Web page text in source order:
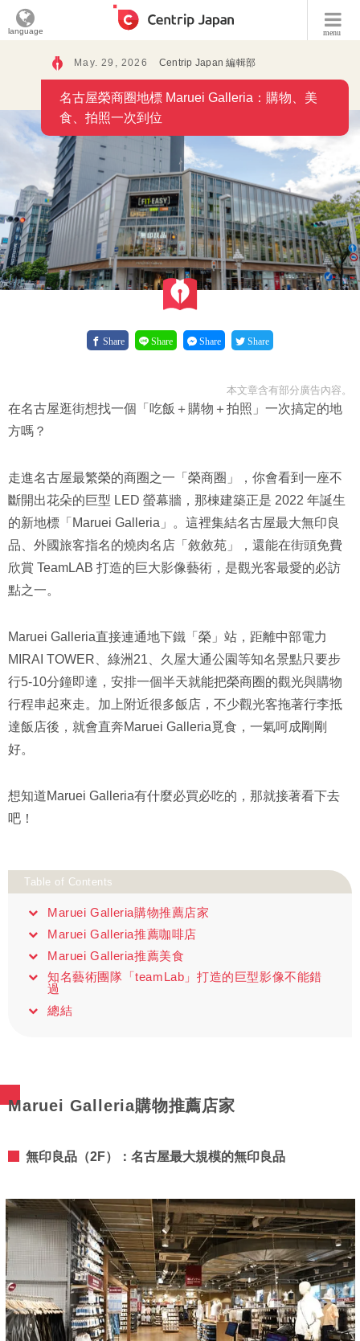
menu
language
May. 29, 2026 Centrip Japan 編輯部
名古屋榮商圈地標 Maruei Galleria：購物、美
食、拍照一次到位
Share Share Share Share
本文章含有部分廣告內容。
在名古屋逛街想找一個「吃飯＋購物＋拍照」一次搞定的地
方嗎？
走進名古屋最繁榮的商圈之一「榮商圈」，你會看到一座不
斷開出花朵的巨型 LED 螢幕牆，那棟建築正是 2022 年誕生
的新地標「Maruei Galleria」。這裡集結名古屋最大無印良
品、外國旅客指名的燒肉名店「敘敘苑」，還能在街頭免費
欣賞 TeamLAB 打造的巨大影像藝術，是觀光客最愛的必訪
點之一。
Maruei Galleria直接連通地下鐵「榮」站，距離中部電力
MIRAI TOWER、綠洲21、久屋大通公園等知名景點只要步
行5-10分鐘即達，安排一個半天就能把榮商圈的觀光與購物
行程串起來走。加上附近很多飯店，不少觀光客拖著行李抵
達飯店後，就會直奔Maruei Galleria覓食，一氣呵成剛剛
好。
想知道Maruei Galleria有什麼必買必吃的，那就接著看下去
吧！
Table of Contents
Maruei Galleria購物推薦店家
Maruei Galleria推薦咖啡店
Maruei Galleria推薦美食
知名藝術團隊「teamLab」打造的巨型影像不能錯
過
總結
Maruei Galleria購物推薦店家
無印良品（2F）：名古屋最大規模的無印良品